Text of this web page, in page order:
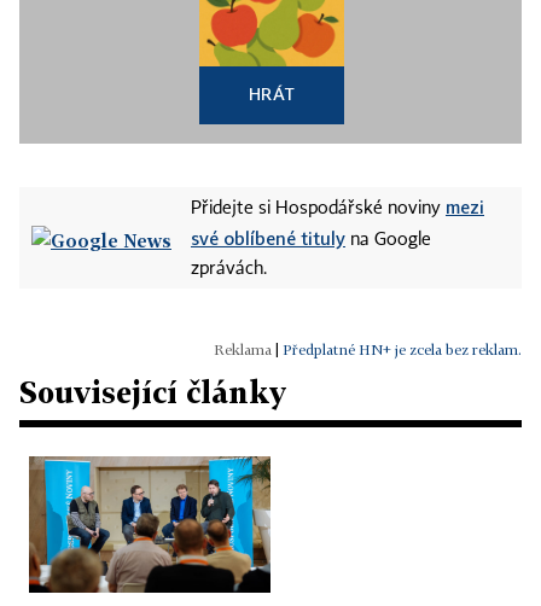
HRÁT
Přidejte si Hospodářské noviny mezi
své oblíbené tituly na Google
zprávách.
Předplatné HN+ je zcela bez reklam.
Související články